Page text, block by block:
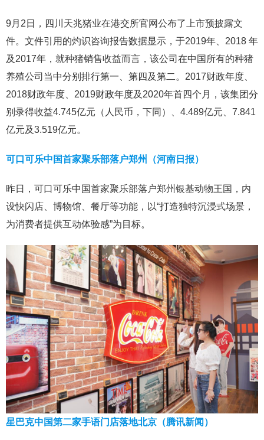
9月2日，四川天兆猪业在港交所官网公布了上市预披露文
件。文件引用的灼识咨询报告数据显示，于2019年、2018 年
及2017年，就种猪销售收益而言，该公司在中国所有的种猪
养殖公司当中分别排行第一、第四及第二。2017财政年度、
2018财政年度、2019财政年度及2020年首四个月，该集团分
别录得收益4.745亿元（人民币，下同）、4.489亿元、7.841
亿元及3.519亿元。
可口可乐中国首家聚乐部落户郑州（河南日报）
昨日，可口可乐中国首家聚乐部落户郑州银基动物王国，内
设快闪店、博物馆、餐厅等功能，以“打造独特沉浸式场景，
为消费者提供互动体验感”为目标。
星巴克中国第二家手语门店落地北京（腾讯新闻）